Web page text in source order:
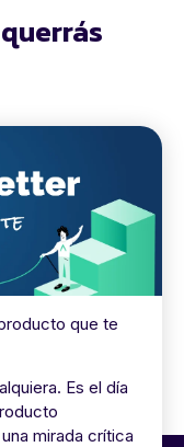
que te
Es el día
mirada crítica